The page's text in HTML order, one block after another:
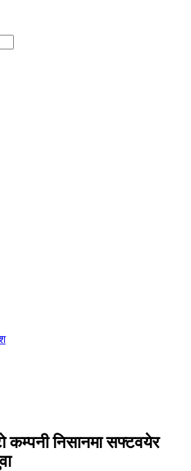
कम्पनी निसानमा सफ्टवयेर